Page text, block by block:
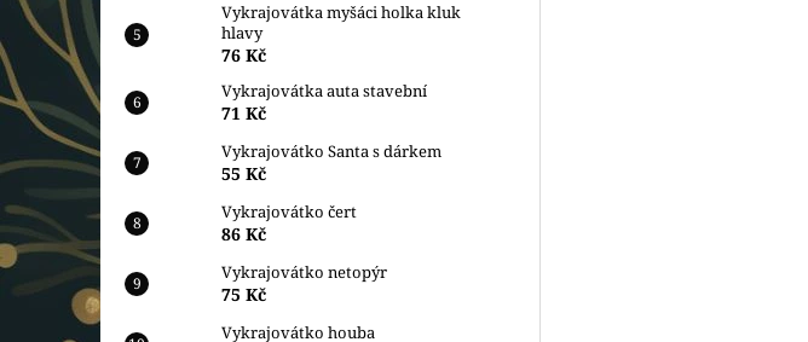
Vykrajovátka myšáci holka kluk
hlavy
76 Kč
Vykrajovátka auta stavební
71 Kč
Vykrajovátko Santa s dárkem
55 Kč
Vykrajovátko čert
86 Kč
Vykrajovátko netopýr
75 Kč
Vykrajovátko houba